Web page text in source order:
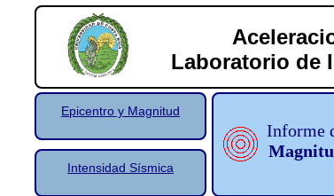
Laboratorio de
Epicentro y Magnitud
Intensidad Sísmica
Informe